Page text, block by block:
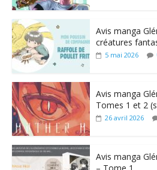
Avis manga
créatures
5 mai 2026
Avis manga
Tomes 1 et 2
26 avril 2026
Avis manga